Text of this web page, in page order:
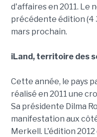
d'affaires en 2011. Le
précédente édition (4
mars prochain.
iLand, territoire des
Cette année, le pays
réalisé en 2011 une
Sa présidente Dilma
manifestation aux
Merkell. L'édition